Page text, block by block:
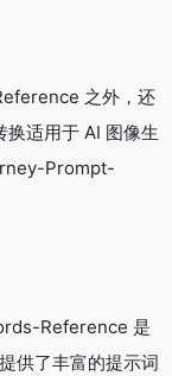
之外，还
适用于 AI 图像生
Prompt-
Reference 是
供了丰富的提示词